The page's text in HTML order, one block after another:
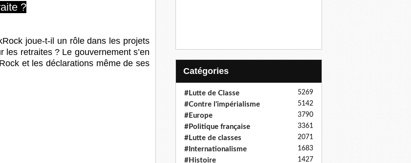
?
joue-t-il un rôle dans les projets
retraites ? Le gouvernement s’en
et les déclarations même de ses
Catégories
#Lutte de Classe 5269
#Contre l'impérialisme 5142
#Europe 3790
#Politique française 3361
#Lutte de classes 2071
#Internationalisme 1683
#Histoire 1427